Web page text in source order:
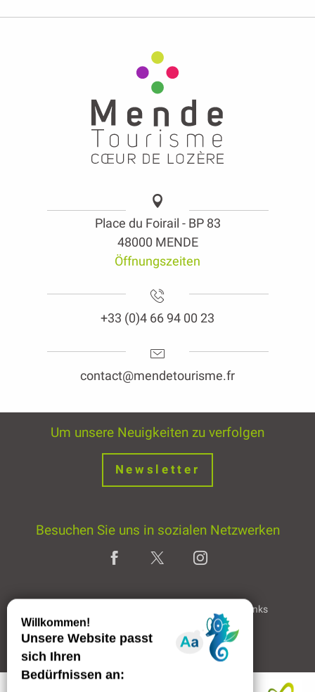
Place du Foirail - BP 83
48000 MENDE
Öffnungszeiten
+33 (0)4 66 94 00 23
contact@mendetourisme.fr
Um unsere Neuigkeiten zu verfolgen
Newsletter
Besuchen Sie uns in sozialen Netzwerken
Partner & Links
Professioneller Bereich